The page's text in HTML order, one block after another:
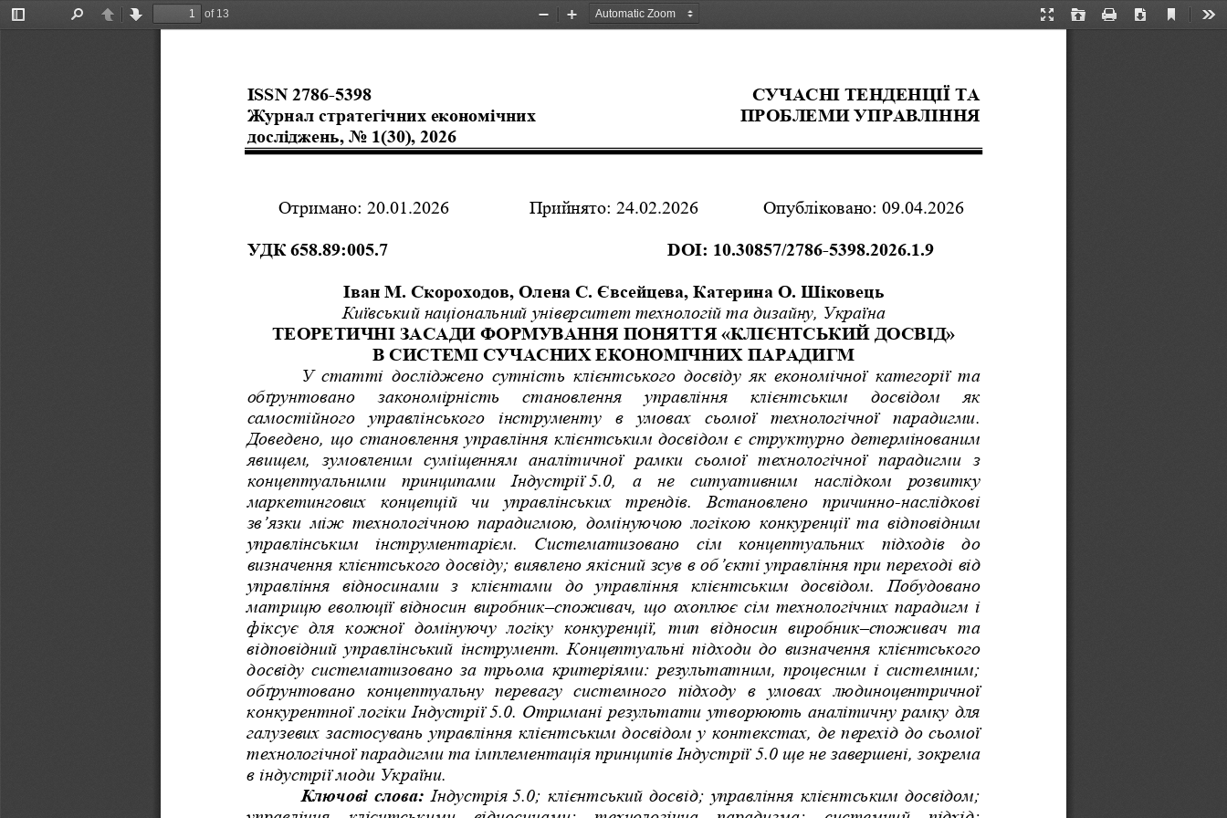
Toggle
PreviousNext
of 13
Presentation
Open Print Download
Current
Zoom
Zoom
ISSN 2786-5398
СУЧАСНІ ТЕНДЕНЦІЇ ТА
Журнал стратегічних економічних
ПРОБЛЕМИ УПРАВЛІННЯ
досліджень, No 1(30), 2026
Отримано: 20.01.2026 Прийнято: 24.02.2026 Опубліковано: 09.04.2026
УДК 658.89:005.7 DOI: 10.30857/2786-5398.2026.1.9
Іван М. Скороходов, Олена С. Євсейцева, Катерина О. Шіковець
Київський національний університет технологій та дизайну Україна
ТЕОРЕТИЧНІ ЗАСАДИ ФОРМУВАННЯ ПОНЯТТЯ «КЛІЄНТСЬКИЙ ДОСВІД»
В СИСТЕМІ СУЧАСНИХ ЕКОНОМІЧНИХ ПАРАДИГМ
У статті досліджено сутність клієнтського досвіду як економічної категорії та
обґрунтовано
закономірність становлення управління клієнтським досвідом
як
самостійного
управлінського інструменту в умовах сьомої технологічної парадигми
Доведено, що становлення управління клієнтським досвідом є структурно детермінованим
явищем
зумовленим суміщенням аналітичної рамки сьомої технологічної парадигми
з
концептуальними
принципами Індустрії 5.0, а не ситуативним наслідком
розвитку
маркетингових
концепцій чи управлінських трендів. Встановлено причинно-наслідкові
зв’язки між технологічною парадигмою, домінуючою логікою конкуренції та відповідним
управлінським
інструментарієм Систематизовано сім концептуальних підходів
до
визначення клієнтського досвіду; виявлено якісний зсув в об’єкті управління при переході від
управління
відносинами з клієнтами до управління клієнтським досвідом
Побудовано
матрицю еволюції відносин виробник–споживач що охоплює сім технологічних парадигм і
фіксує для кожної домінуючу логіку конкуренції, тип відносин виробник–споживач та
відповідний управлінський інструмент Концептуальні підходи до визначення клієнтського
досвіду систематизовано за трьома критеріями: результатним процесним і системним;
обґрунтовано
концептуальну перевагу системного підходу в умовах
людиноцентричної
конкурентної логіки Індустрії 5.0. Отримані результати утворюють аналітичну рамку для
галузевих застосувань управління клієнтським досвідом у контекстах де перехід до сьомої
технологічної парадигми та імплементація принципів Індустрії 5.0 ще не завершені, зокрема
в індустрії моди України
Ключові слова: Індустрія 5.0; клієнтський досвід; управління клієнтським досвідом;